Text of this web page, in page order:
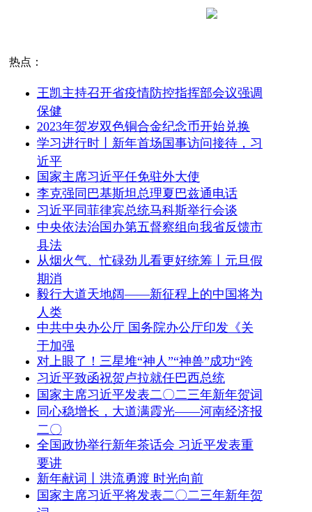
热点：
王凯主持召开省疫情防控指挥部会议强调
保健
2023年贺岁双色铜合金纪念币开始兑换
学习进行时丨新年首场国事访问接待，习
近平
国家主席习近平任免驻外大使
李克强同巴基斯坦总理夏巴兹通电话
习近平同菲律宾总统马科斯举行会谈
中央依法治国办第五督察组向我省反馈市
县法
从烟火气、忙碌劲儿看更好统筹丨元旦假
期消
毅行大道天地阔——新征程上的中国将为
人类
中共中央办公厅 国务院办公厅印发《关
于加强
对上眼了！三星堆“神人”“神兽”成功“跨
习近平致函祝贺卢拉就任巴西总统
国家主席习近平发表二〇二三年新年贺词
同心稳增长，大道满霞光——河南经济报
二〇
全国政协举行新年茶话会 习近平发表重
要讲
新年献词丨洪流勇渡 时光向前
国家主席习近平将发表二〇二三年新年贺